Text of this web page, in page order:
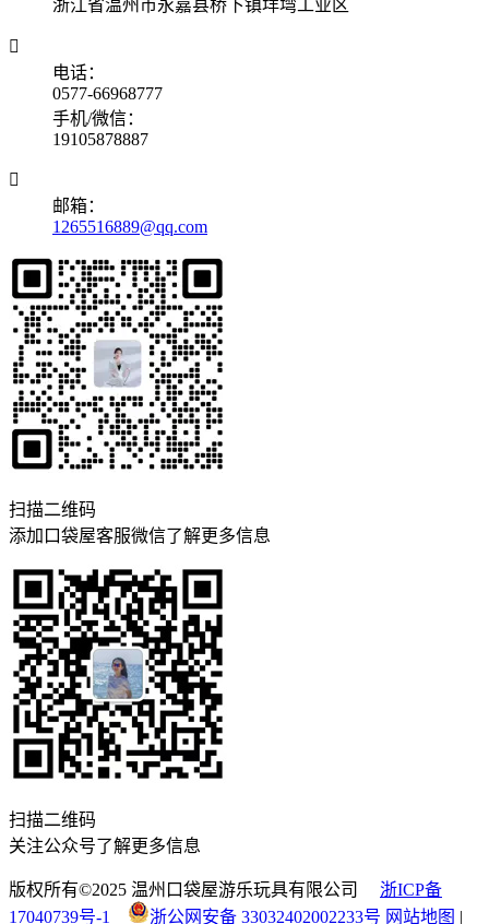
浙江省温州市永嘉县桥下镇垟塆工业区

电话：
0577-66968777
手机/微信：
19105878887

邮箱：
1265516889@qq.com
扫描二维码
添加口袋屋客服微信了解更多信息
扫描二维码
关注公众号了解更多信息
版权所有©2025 温州口袋屋游乐玩具有限公司 浙ICP备
17040739号-1
浙公网安备 33032402002233号 网站地图 |